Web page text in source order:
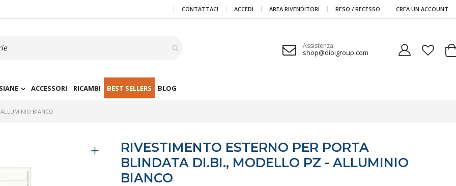
CONTATTACI ACCEDI AREA RIVENDITORI RESO / RECESSO CREA UN ACCOUNT
Assistenza:
shop@dibigroup.com
ACCESSORI RICAMBI BEST SELLERS BLOG
BIANCO
RIVESTIMENTO ESTERNO PER PORTA
BLINDATA DI.BI., MODELLO PZ - ALLUMINIO
BIANCO